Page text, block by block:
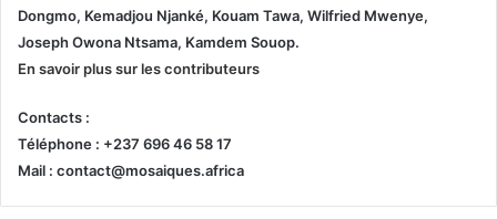
Dongmo, Kemadjou Njanké, Kouam Tawa, Wilfried Mwenye,
Joseph Owona Ntsama, Kamdem Souop.
En savoir plus sur les contributeurs
Contacts :
Téléphone : +237 696 46 58 17
Mail : contact@mosaiques.africa